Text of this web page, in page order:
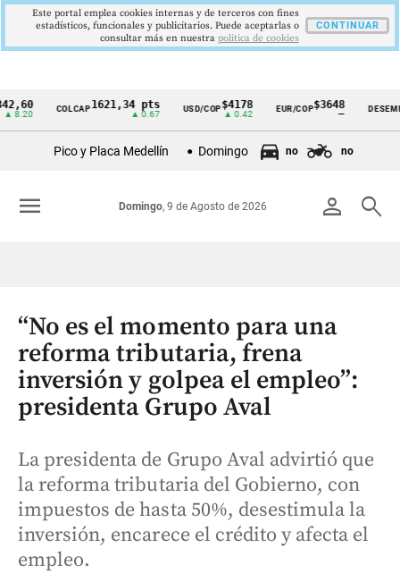
Cintillo
Colombia
COLCAP1621,34 pts USD/COP$4178
▲ 0.42
EUR/COP$3648
—
DESEMPLEO
▼
Pico y Placa Medellín Domingo no no
person search
Domingo, 9 de Agosto de 2026
menu
“No es el momento para una
reforma tributaria, frena
inversión y golpea el empleo”:
presidenta Grupo Aval
La presidenta de Grupo Aval advirtió que
la reforma tributaria del Gobierno, con
impuestos de hasta 50%, desestimula la
inversión, encarece el crédito y afecta el
empleo.
Este portal emplea cookies internas y de terceros con fines
estadísticos, funcionales y publicitarios. Puede aceptarlas o
consultar más en nuestra politica de cookies
CONTINUAR